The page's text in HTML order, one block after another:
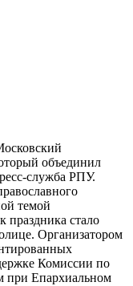
объединил
служба РПУ.
темой
праздника стало
Организатором
Комиссии по
при Епархиальном